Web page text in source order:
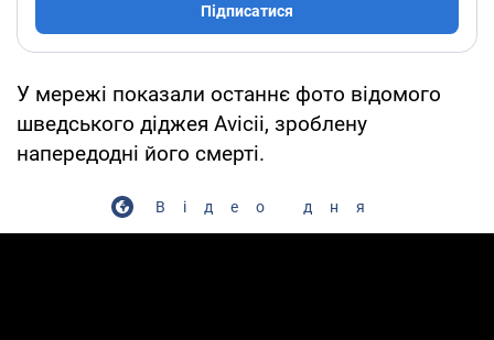
Підписатися
У мережі показали останнє фото відомого
шведського діджея Avicii, зроблену
напередодні його смерті.
Відео дня